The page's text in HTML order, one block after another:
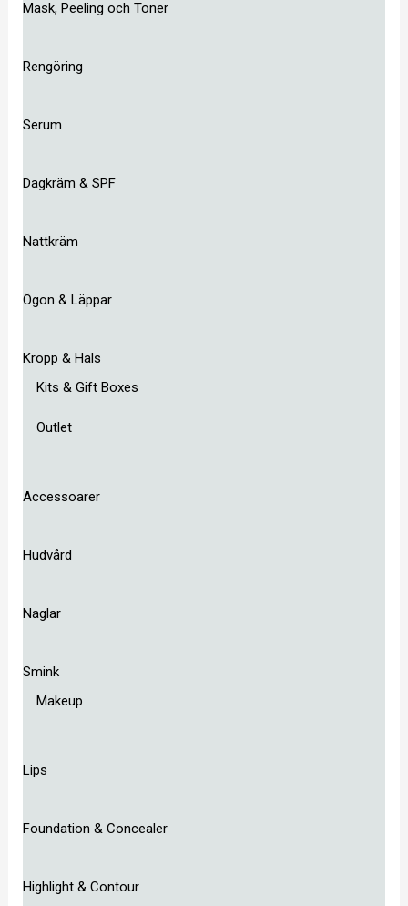
Mask, Peeling och Toner
Rengöring
Serum
Dagkräm & SPF
Nattkräm
Ögon & Läppar
Kropp & Hals
Kits & Gift Boxes
Outlet
Accessoarer
Hudvård
Naglar
Smink
Makeup
Lips
Foundation & Concealer
Highlight & Contour